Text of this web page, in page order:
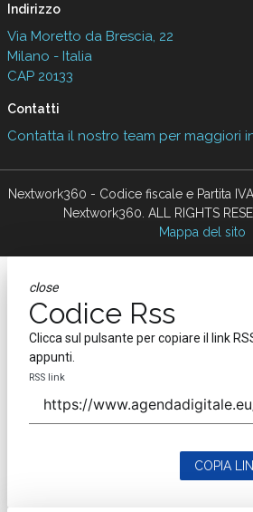
Indirizzo
Via Moretto da Brescia, 22
Milano - Italia
CAP 20133
Contatti
Contatta il nostro team per maggiori
Nextwork360 - Codice fiscale e Partita
Nextwork360. ALL RIGHTS
Mappa del sito
close
Codice Rss
Clicca sul pulsante per copiare il link
appunti.
RSS link
COPIA